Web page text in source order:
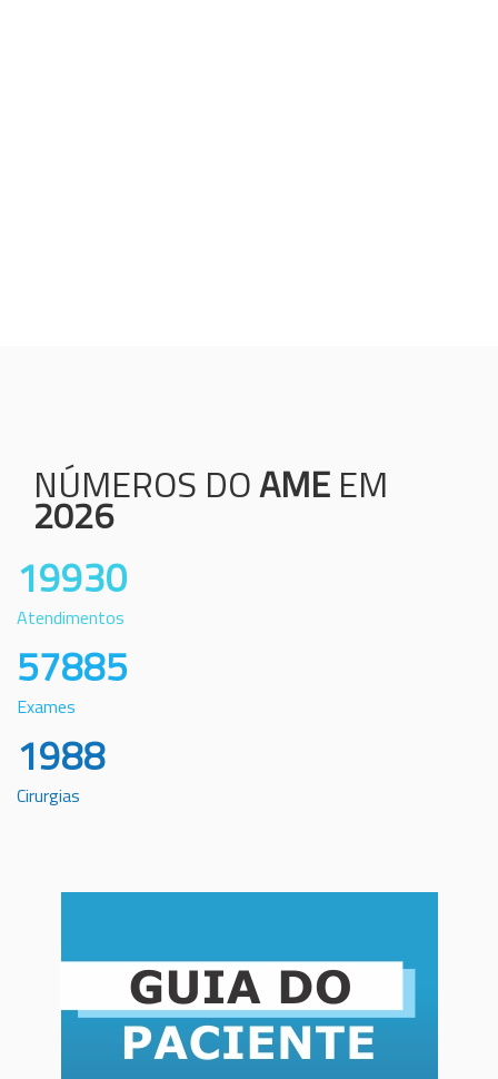
NÚMEROS DOAME EM
2026
19930
Atendimentos
57885
Exames
1988
Cirurgias